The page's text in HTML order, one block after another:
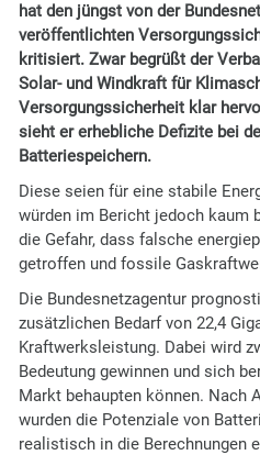
hat den jüngst von der
veröffentlichten
kritisiert. Zwar begrüßt der
Solar- und Windkraft für
Versorgungssicherheit klar
sieht er erhebliche Defizite bei
Batteriespeichern.
Diese seien für eine stabile
würden im Bericht jedoch kaum
die Gefahr, dass falsche
getroffen und fossile
Die Bundesnetzagentur
zusätzlichen Bedarf von 22,4
Kraftwerksleistung. Dabei wird
Bedeutung gewinnen und sich
Markt behaupten können. Nach
wurden die Potenziale von
realistisch in die Berechnungen